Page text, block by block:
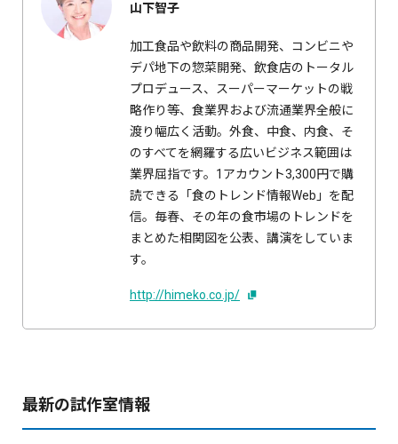
山下智子
加工食品や飲料の商品開発、コンビニや
デパ地下の惣菜開発、飲食店のトータル
プロデュース、スーパーマーケットの戦
略作り等、食業界および流通業界全般に
渡り幅広く活動。外食、中食、内食、そ
のすべてを網羅する広いビジネス範囲は
業界屈指です。1アカウント3,300円で購
読できる「食のトレンド情報Web」を配
信。毎春、その年の食市場のトレンドを
まとめた相関図を公表、講演をしていま
す。
http://himeko.co.jp/
最新の試作室情報